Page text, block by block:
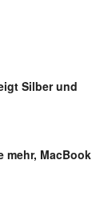
Silber und
mehr, MacBook